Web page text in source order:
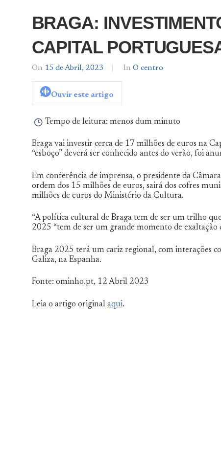
BRAGA:
CAPITAL
On 15 de Abril, 2023
By
In O centro
Ouvir este artigo
Tempo de leitura: menos dum minuto
Braga vai investir cerca de 17 milhões de euros na
“esboço” deverá ser conhecido antes do verão, foi
Em conferência de imprensa, o presidente da
ordem dos 15 milhões de euros, sairá dos cofres
milhões de euros do Ministério da Cultura.
“A política cultural de Braga tem de ser um trilho
2025 “tem de ser um grande momento de
Braga 2025 terá um cariz regional, com interações
Galiza, na Espanha.
Fonte: ominho.pt, 12 Abril 2023
Leia o artigo original aqui.